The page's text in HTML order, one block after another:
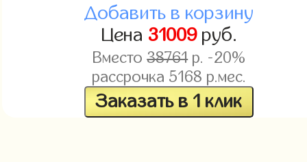
Добавить в корзину
Цена 31009руб.
Вместо38761р. -20%
рассрочка 5168 р.мес.
Заказать в 1 клик